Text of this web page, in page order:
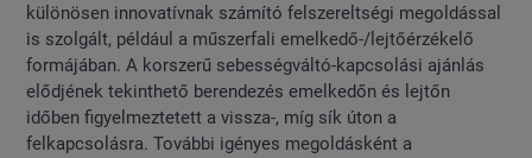
különösen innovatívnak számító felszereltségi megoldással
is szolgált, például a műszerfali emelkedő-/lejtőérzékelő
formájában. A korszerű sebességváltó-kapcsolási ajánlás
elődjének tekinthető berendezés emelkedőn és lejtőn
időben figyelmeztetett a vissza-, míg sík úton a
felkapcsolásra. További igényes megoldásként a